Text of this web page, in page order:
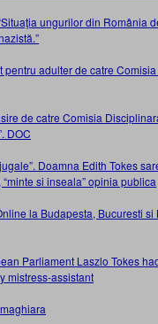
ungurilor din România
pentru adulter de catre
de catre Comisia
DOC
Doamna Edith Tokes
si inseala” opinia publica
la Budapesta, Bucuresti si
Parliament Laszlo Tokes
mistress-assistant